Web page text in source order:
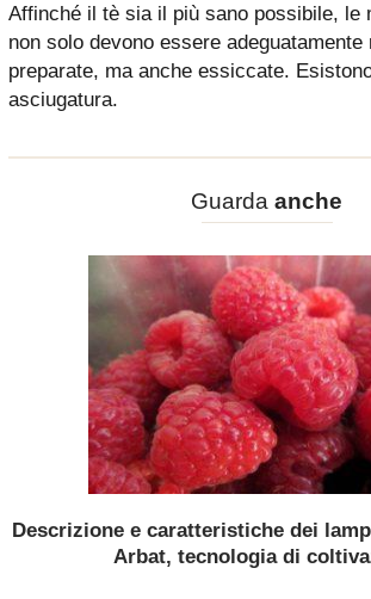
Affinché il tè sia il più sano possibile, le
non solo devono essere adeguatamente
preparate, ma anche essiccate.
asciugatura.
Guardaanche
Descrizione e caratteristiche dei
Arbat, tecnologia di